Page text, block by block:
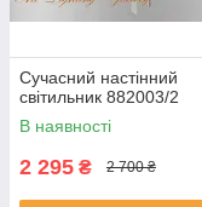
Сучасний настінний
світильник 882003/2
В наявності
2 295 ₴ 2 700 ₴